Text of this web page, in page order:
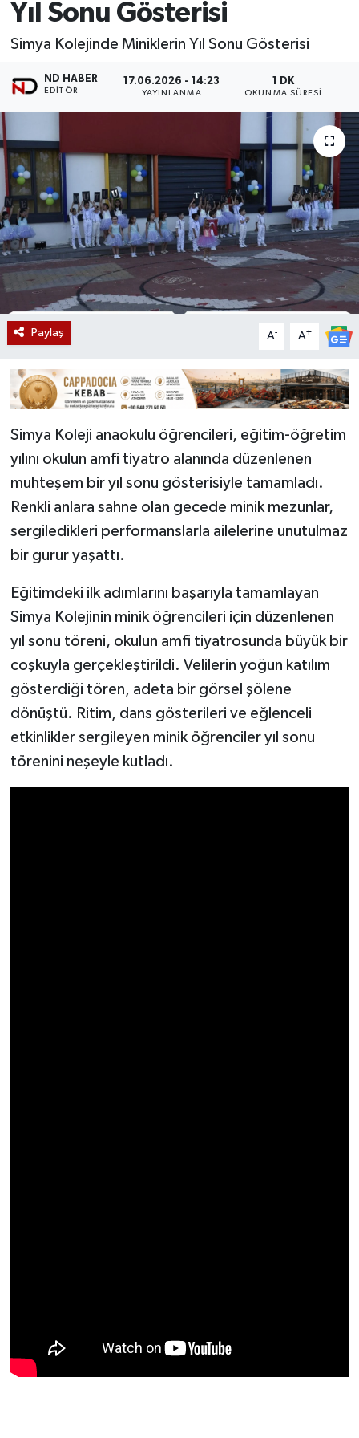
Yıl Sonu Gösterisi
Simya Kolejinde Miniklerin Yıl Sonu Gösterisi
ND HABER
EDITÖR
17.06.2026 - 14:23
YAYINLANMA
1 DK
OKUNMA SÜRESI
Paylaş A- A+
Simya Koleji anaokulu öğrencileri, eğitim-öğretim
yılını okulun amfi tiyatro alanında düzenlenen
muhteşem bir yıl sonu gösterisiyle tamamladı.
Renkli anlara sahne olan gecede minik mezunlar,
sergiledikleri performanslarla ailelerine unutulmaz
bir gurur yaşattı.
​Eğitimdeki ilk adımlarını başarıyla tamamlayan
Simya Kolejinin minik öğrencileri için düzenlenen
yıl sonu töreni, okulun amfi tiyatrosunda büyük bir
coşkuyla gerçekleştirildi. Velilerin yoğun katılım
gösterdiği tören, adeta bir görsel şölene
dönüştü. Ritim, dans gösterileri ve eğlenceli
etkinlikler sergileyen minik öğrenciler yıl sonu
törenini neşeyle kutladı.